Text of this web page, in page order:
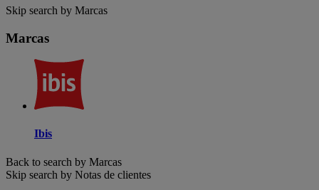
Skip search by Marcas
Marcas
Ibis
Back to search by Marcas
Skip search by Notas de clientes